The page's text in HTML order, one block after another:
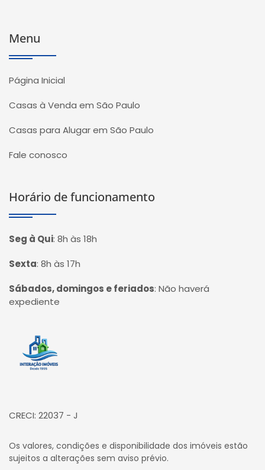
Menu
Página Inicial
Casas à Venda em São Paulo
Casas para Alugar em São Paulo
Fale conosco
Horário de funcionamento
Seg à Qui: 8h às 18h
Sexta: 8h às 17h
Sábados, domingos e feriados: Não haverá
expediente
Página inicial
CRECI: 22037 - J
Os valores, condições e disponibilidade dos imóveis estão
sujeitos a alterações sem aviso prévio.